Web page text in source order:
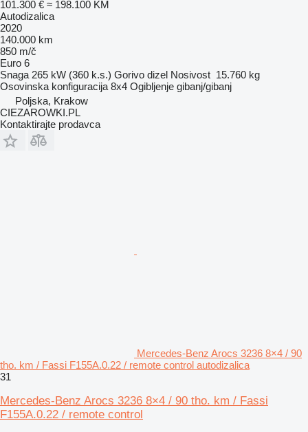
101.300 € ≈ 198.100 KM
Autodizalica
2020
140.000 km
850 m/č
Euro 6
Snaga 265 kW (360 k.s.) Gorivo dizel Nosivost 15.760 kg
Osovinska konfiguracija 8x4 Ogibljenje gibanj/gibanj
Poljska, Krakow
CIEZAROWKI.PL
Kontaktirajte prodavca
Mercedes-Benz Arocs 3236 8×4 / 90
tho. km / Fassi F155A.0.22 / remote control autodizalica
31
Mercedes-Benz Arocs 3236 8×4 / 90 tho. km / Fassi
F155A.0.22 / remote control